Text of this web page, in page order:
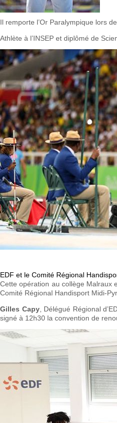
Il remporte l’Or Paralympique lors
Athlète à l’INSEP et diplômé de
EDF et le Comité Régional
Cette opération au collège Malraux
Comité Régional Handisport Midi-
Gilles Capy, Délégué Régional
signé à 12h30 la convention de